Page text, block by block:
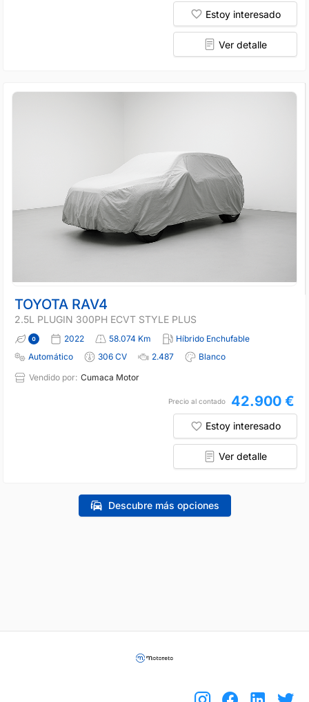
Estoy interesado
Ver detalle
TOYOTA RAV4
2.5L PLUGIN 300PH ECVT STYLE PLUS
2022 58.074 Km
Híbrido Enchufable
Automático
306 CV 2.487
Blanco
Vendido por: Cumaca Motor
Precio al contado 42.900 €
Estoy interesado
Ver detalle
Descubre más opciones